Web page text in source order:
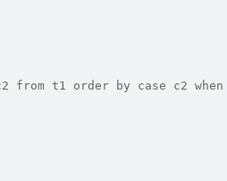
from t1 order by case c2